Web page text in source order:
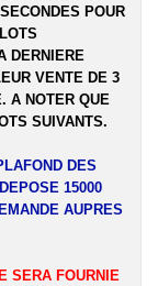
POUR
DERNIERE
VENTE DE 3
A NOTER QUE
SUIVANTS.
DES
15000
AUPRES
SERA FOURNIE